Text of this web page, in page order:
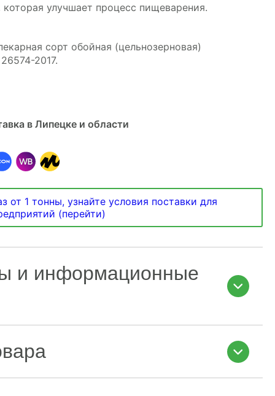
улучшает процесс пищеварения.
сорт обойная (цельнозерновая)
2017.
в Липецке и области
от 1 тонны, узнайте условия поставки для
(перейти)
и информационные